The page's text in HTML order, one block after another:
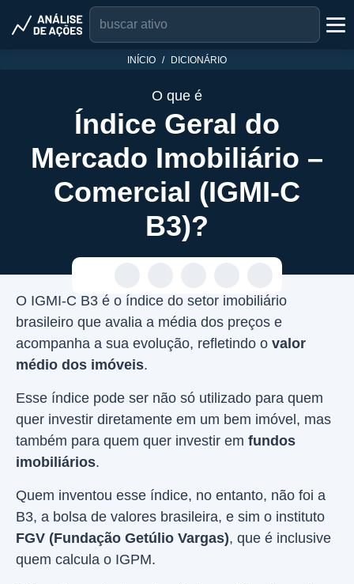
INÍCIO DICIONÁRIO
O que é
Índice Geral do
Mercado Imobiliário –
Comercial (IGMI-C
B3)?
O IGMI-C B3 é o índice do setor imobiliário
brasileiro que avalia a média dos preços e
acompanha a sua evolução, refletindo o valor
médio dos imóveis.
Esse índice pode ser não só utilizado para quem
quer investir diretamente em um bem imóvel, mas
também para quem quer investir em fundos
imobiliários.
Quem inventou esse índice, no entanto, não foi a
B3, a bolsa de valores brasileira, e sim o instituto
FGV (Fundação Getúlio Vargas), que é inclusive
quem calcula o IGPM.